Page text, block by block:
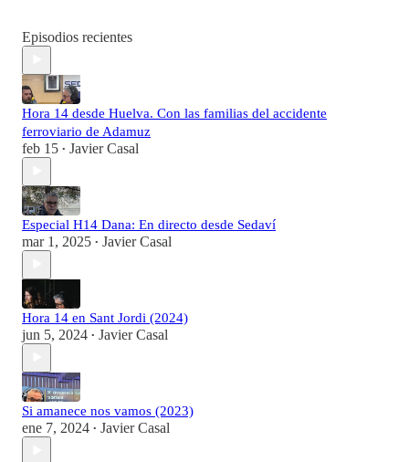
Episodios recientes
Hora 14 desde Huelva. Con las familias del accidente
ferroviario de Adamuz
feb 15 • Javier Casal
Especial H14 Dana: En directo desde Sedaví
mar 1, 2025 • Javier Casal
Hora 14 en Sant Jordi (2024)
jun 5, 2024 • Javier Casal
Si amanece nos vamos (2023)
ene 7, 2024 • Javier Casal